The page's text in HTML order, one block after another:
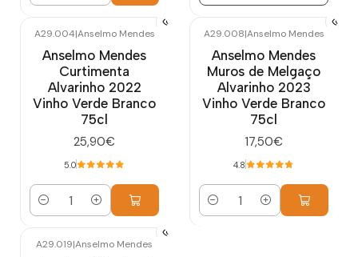
A29.004|Anselmo Mendes
Anselmo Mendes
Curtimenta
Alvarinho 2022
Vinho Verde Branco
75cl
25,90€
5.0
Cantidad
A29.008|Anselmo Mendes
Anselmo Mendes
Muros de Melgaço
Alvarinho 2023
Vinho Verde Branco
75cl
17,50€
4.8
Cantidad
A29.019|Anselmo Mendes